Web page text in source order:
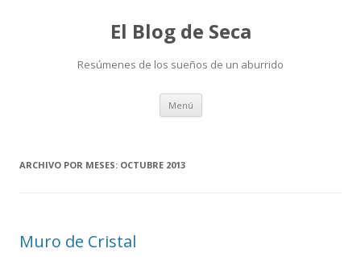
El Blog de Seca
Resúmenes de los sueños de un aburrido
Menú Ir
contenido
ARCHIVO POR MESES: OCTUBRE 2013
Muro de Cristal